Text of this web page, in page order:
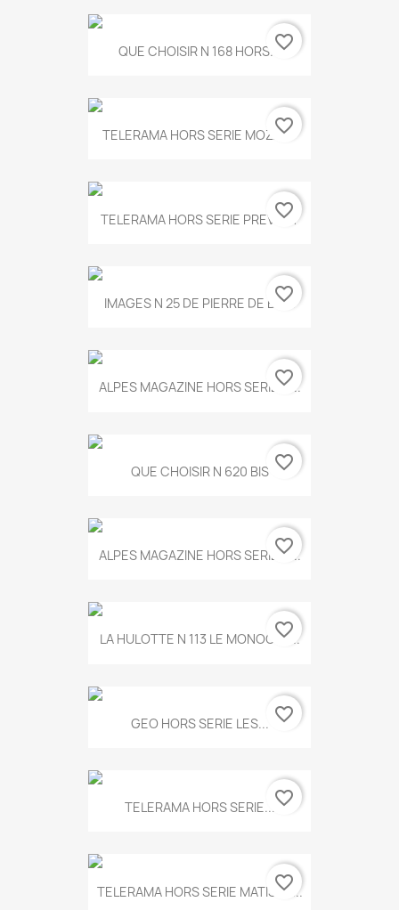
QUE CHOISIR N 168 HORS...favorite_border
TELERAMA HORS SERIE MOZART
favorite_border
TELERAMA HORS SERIE PREVERT
favorite_border
IMAGES N 25 DE PIERRE DE BOIS
favorite_border
ALPES MAGAZINE HORS SERIE N...
favorite_border
QUE CHOISIR N 620 BIS favorite_border
ALPES MAGAZINE HORS SERIE N...
favorite_border
LA HULOTTE N 113 LE MONOCLE...
favorite_border
GEO HORS SERIE LES... favorite_border
TELERAMA HORS SERIE...favorite_border
TELERAMA HORS SERIE MATISSE...
favorite_border